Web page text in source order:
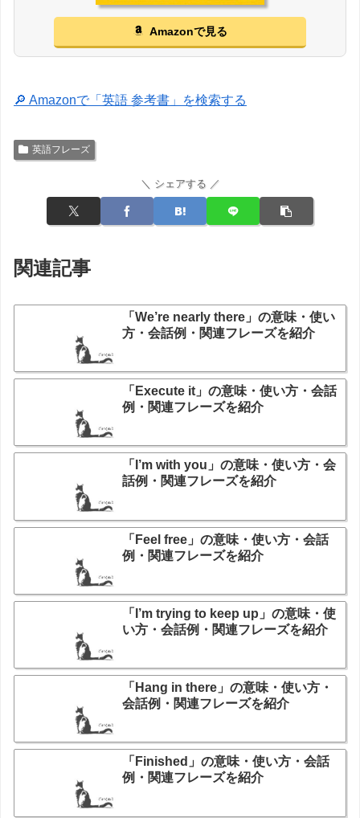
Amazonで見る
🔎 Amazonで「英語 参考書」を検索する
英語フレーズ
＼ シェアする ／
関連記事
「We’re nearly there」の意味・使い
方・会話例・関連フレーズを紹介
「Execute it」の意味・使い方・会話
例・関連フレーズを紹介
「I’m with you」の意味・使い方・会
話例・関連フレーズを紹介
「Feel free」の意味・使い方・会話
例・関連フレーズを紹介
「I’m trying to keep up」の意味・使
い方・会話例・関連フレーズを紹介
「Hang in there」の意味・使い方・
会話例・関連フレーズを紹介
「Finished」の意味・使い方・会話
例・関連フレーズを紹介